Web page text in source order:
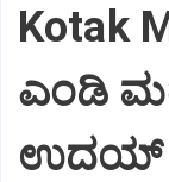
Kotak
ಎಂಡಿ
ಉದಯ್